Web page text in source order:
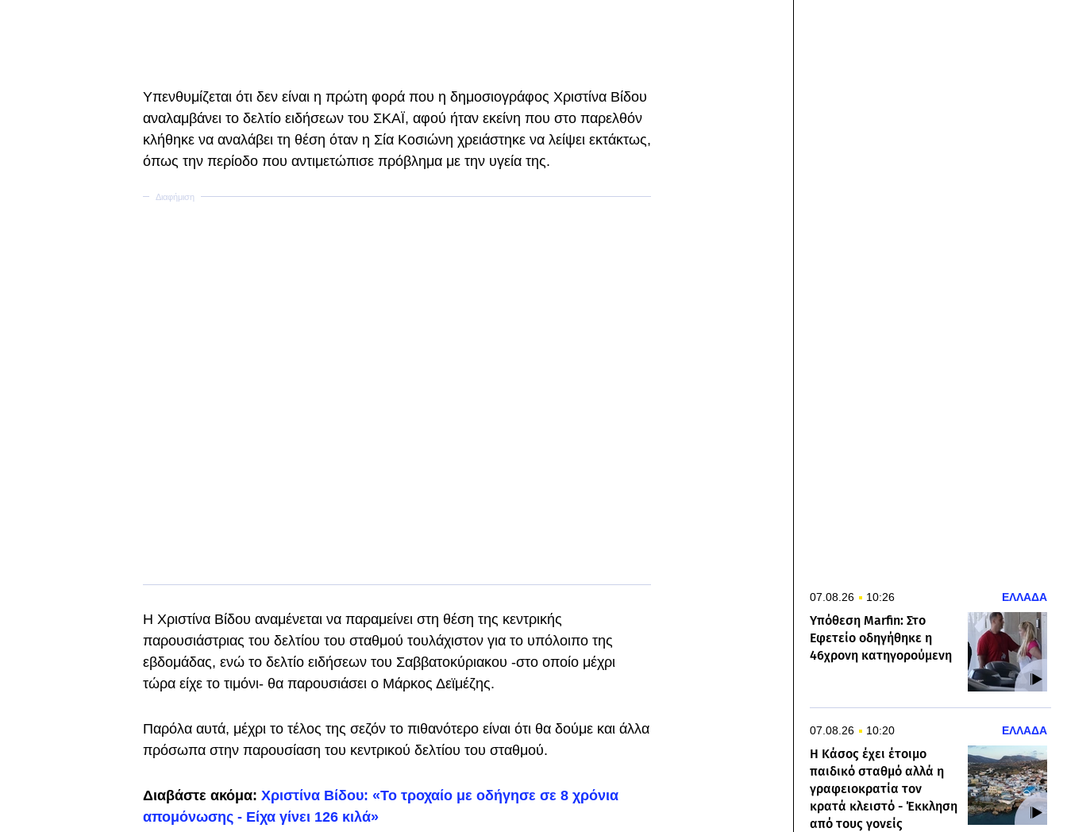
Υπενθυμίζεται ότι δεν είναι η πρώτη φορά που η δημοσιογράφος Χριστίνα Βίδου
αναλαμβάνει το δελτίο ειδήσεων του ΣΚΑΪ, αφού ήταν εκείνη που στο παρελθόν
κλήθηκε να αναλάβει τη θέση όταν η Σία Κοσιώνη χρειάστηκε να λείψει εκτάκτως,
όπως την περίοδο που αντιμετώπισε πρόβλημα με την υγεία της.
Η Χριστίνα Βίδου αναμένεται να παραμείνει στη θέση της κεντρικής
παρουσιάστριας του δελτίου του σταθμού τουλάχιστον για το υπόλοιπο της
εβδομάδας, ενώ το δελτίο ειδήσεων του Σαββατοκύριακου -στο οποίο μέχρι
τώρα είχε το τιμόνι- θα παρουσιάσει ο Μάρκος Δεϊμέζης.
Παρόλα αυτά, μέχρι το τέλος της σεζόν το πιθανότερο είναι ότι θα δούμε και άλλα
πρόσωπα στην παρουσίαση του κεντρικού δελτίου του σταθμού.
Διαβάστε ακόμα: Χριστίνα Βίδου: «Το τροχαίο με οδήγησε σε 8 χρόνια
απομόνωσης - Είχα γίνει 126 κιλά»
07.08.26 10:26 ΕΛΛΑΔΑ
Υπόθεση Marfin: Στο
Εφετείο οδηγήθηκε η
46χρονη κατηγορούμενη
07.08.26 10:20 ΕΛΛΑΔΑ
Η Κάσος έχει έτοιμο
παιδικό σταθμό αλλά η
γραφειοκρατία τον
κρατά κλειστό - Έκκληση
από τους γονείς